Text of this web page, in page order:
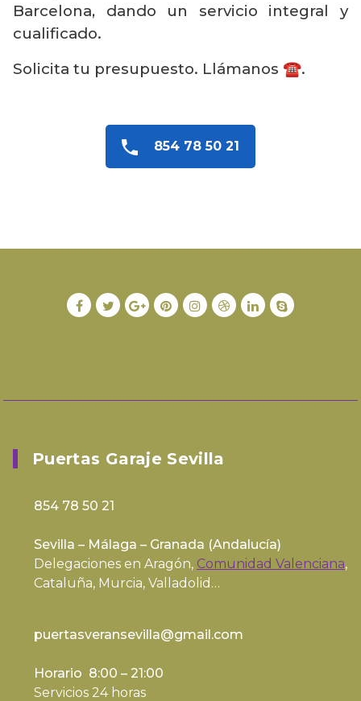
Barcelona, dando un servicio integral y
cualificado.
Solicita tu presupuesto. Llámanos ☎️.
854 78 50 21
Puertas Garaje Sevilla
854 78 50 21
Sevilla – Málaga – Granada (Andalucía)
Delegaciones en Aragón, Comunidad Valenciana,
Cataluña, Murcia, Valladolid…
puertasveransevilla@gmail.com
Horario 8:00 – 21:00
Servicios 24 horas